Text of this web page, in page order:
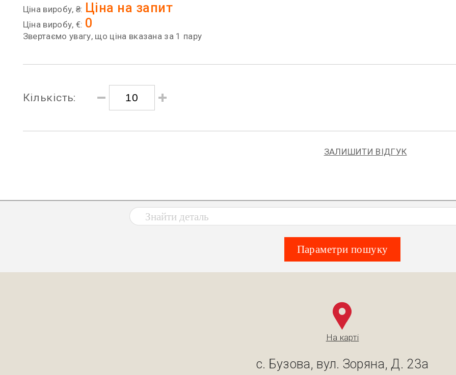
Ціна виробу, ₴: Ціна на запит
Ціна виробу, €: 0
Звертаємо увагу, що ціна вказана за 1 пару
Кількість:
ЗАЛИШИТИ ВІДГУК
Параметри пошуку
На карті
с. Бузова, вул. Зоряна, Д. 23а